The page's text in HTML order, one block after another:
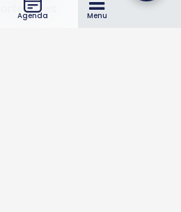
Agenda Menu
Partenaires